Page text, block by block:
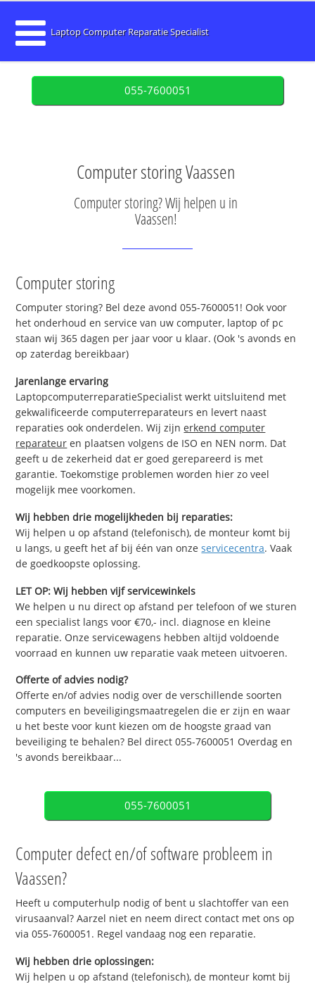
Laptop Computer Reparatie Specialist
055-7600051
Computer storing Vaassen
Computer storing? Wij helpen u in
Vaassen!
Computer storing
Computer storing? Bel deze avond 055-7600051! Ook voor
het onderhoud en service van uw computer, laptop of pc
staan wij 365 dagen per jaar voor u klaar. (Ook 's avonds en
op zaterdag bereikbaar)
Jarenlange ervaring
LaptopcomputerreparatieSpecialist werkt uitsluitend met
gekwalificeerde computerreparateurs en levert naast
reparaties ook onderdelen. Wij zijnerkend computer
reparateur en plaatsen volgens de ISO en NEN norm. Dat
geeft u de zekerheid dat er goed gerepareerd is met
garantie. Toekomstige problemen worden hier zo veel
mogelijk mee voorkomen.
Wij hebben drie mogelijkheden bij reparaties:
Wij helpen u op afstand (telefonisch), de monteur komt bij
u langs, u geeft het af bij één van onzeservicecentra. Vaak
de goedkoopste oplossing.
LET OP: Wij hebben vijf servicewinkels
We helpen u nu direct op afstand per telefoon of we sturen
een specialist langs voor €70,- incl. diagnose en kleine
reparatie. Onze servicewagens hebben altijd voldoende
voorraad en kunnen uw reparatie vaak meteen uitvoeren.
Offerte of advies nodig?
Offerte en/of advies nodig over de verschillende soorten
computers en beveiligingsmaatregelen die er zijn en waar
u het beste voor kunt kiezen om de hoogste graad van
beveiliging te behalen? Bel direct 055-7600051 Overdag en
's avonds bereikbaar...
055-7600051
Computer defect en/of software probleem in
Vaassen?
Heeft u computerhulp nodig of bent u slachtoffer van een
virusaanval? Aarzel niet en neem direct contact met ons op
via 055-7600051. Regel vandaag nog een reparatie.
Wij hebben drie oplossingen:
Wij helpen u op afstand (telefonisch), de monteur komt bij